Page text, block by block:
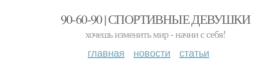
90-60-90 | СПОРТИВНЫЕ ДЕВУШКИ
хочешь изменить мир - начни с себя!
главная новости статьи